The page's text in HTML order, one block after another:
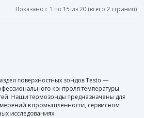
Показано с 1 по 15 из 20 (всего 2 страниц)
поверхностных зондов Testo —
контроля температуры
Наши термозонды предназначены для
в промышленности, сервисном
исследованиях.